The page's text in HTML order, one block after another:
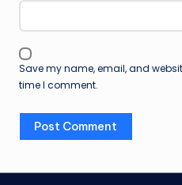
Save my name, email, and
time I comment.